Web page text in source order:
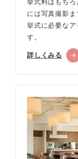
挙式料はもち
には写真撮影ま
挙式に必要なア
す。
詳しくみる